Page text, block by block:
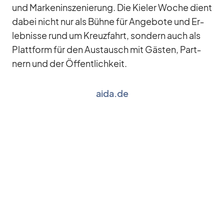
und Mar­ken­in­sze­nie­rung. Die Kie­ler Wo­che dient
da­bei nicht nur als Bühne für An­ge­bote und Er­
leb­nisse rund um Kreuz­fahrt, son­dern auch als
Platt­form für den Aus­tausch mit Gäs­ten, Part­
nern und der Öf­fent­lich­keit.
aida.de